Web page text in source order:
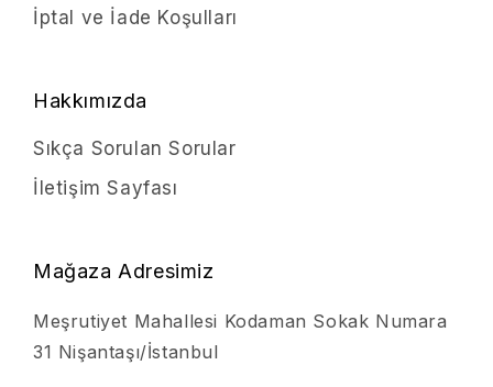
İptal ve İade Koşulları
Hakkımızda
Sıkça Sorulan Sorular
İletişim Sayfası
Mağaza Adresimiz
Meşrutiyet Mahallesi Kodaman Sokak Numara
31 Nişantaşı/İstanbul